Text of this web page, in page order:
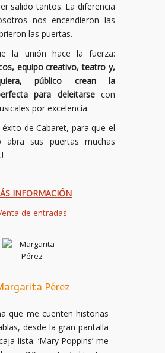
salido tantos. La diferencia
nos encendieron las
las puertas.
la unión hace la fuerza:
equipo creativo, teatro y,
público crean la
para deleitarsecon
por excelencia.
de Cabaret, para que el
abra sus puertas muchas
INFORMACIÓN
de entradas
Pérez
que me cuenten historias
desde la gran pantalla
lista. ‘Mary Poppins’ me